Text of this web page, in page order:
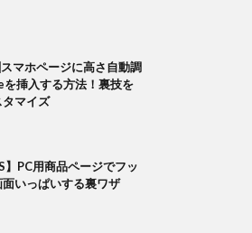
マホページに高さ自動調
挿入する方法！裏技を
マイズ
】PC用商品ページでフッ
いっぱいする裏ワザ